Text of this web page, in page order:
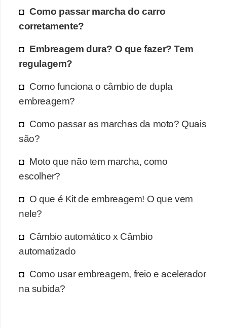
Como passar marcha do carro
corretamente?
Embreagem dura? O que fazer? Tem
regulagem?
Como funciona o câmbio de dupla
embreagem?
Como passar as marchas da moto? Quais
são?
Moto que não tem marcha, como
escolher?
O que é Kit de embreagem! O que vem
nele?
Câmbio automático x Câmbio
automatizado
Como usar embreagem, freio e acelerador
na subida?